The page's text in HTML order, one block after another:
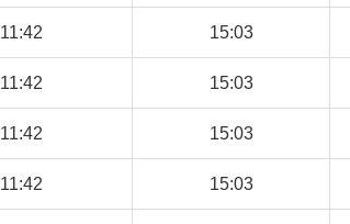
11:42 15:03
11:42 15:03
11:42 15:03
11:42 15:03